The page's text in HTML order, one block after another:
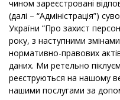
чином зареєстровані
(далі – “Адміністрація”)
України “Про захист
року, з наступними
нормативно-правових
даних. Ми ретельно
реєструються на нашому
нашими послугами за